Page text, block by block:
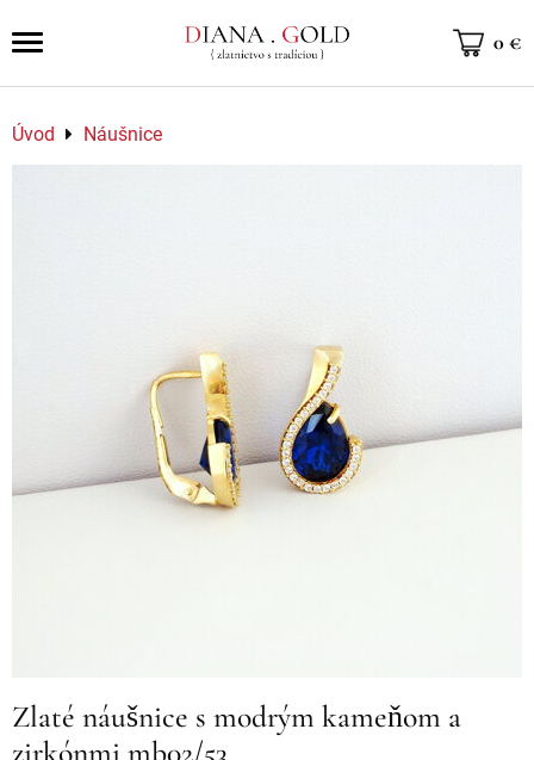
0 €
Úvod Náušnice
Zlaté náušnice s modrým kameňom a
zirkónmi mb02/53